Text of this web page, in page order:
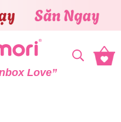
Love”